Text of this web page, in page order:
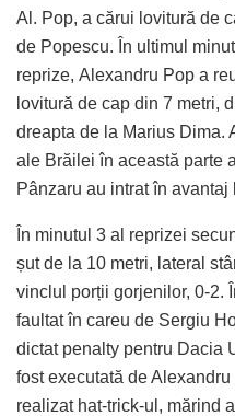
Al. Pop, a cărui lovitură de
de Popescu. În ultimul
reprize, Alexandru Pop a
lovitură de cap din 7 metri,
dreapta de la Marius Dima.
ale Brăilei în această parte
Pânzaru au intrat în avantaj
În minutul 3 al reprizei
șut de la 10 metri, lateral
vinclul porții gorjenilor, 0-2.
faultat în careu de Sergiu
dictat penalty pentru Dacia
fost executată de
realizat hat-trick-ul, mărind